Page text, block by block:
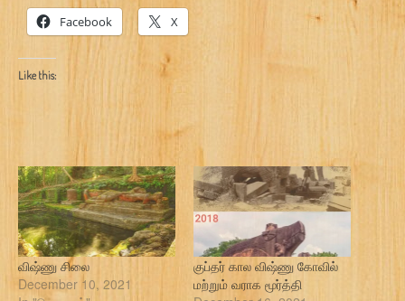
Facebook X
Like this:
விஷ்ணு சிலை
December 10, 2021
குப்தர் கால விஷ்ணு கோவில்
மற்றும் வராக மூர்த்தி